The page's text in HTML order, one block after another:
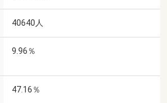
40640人
9.96％
47.16％